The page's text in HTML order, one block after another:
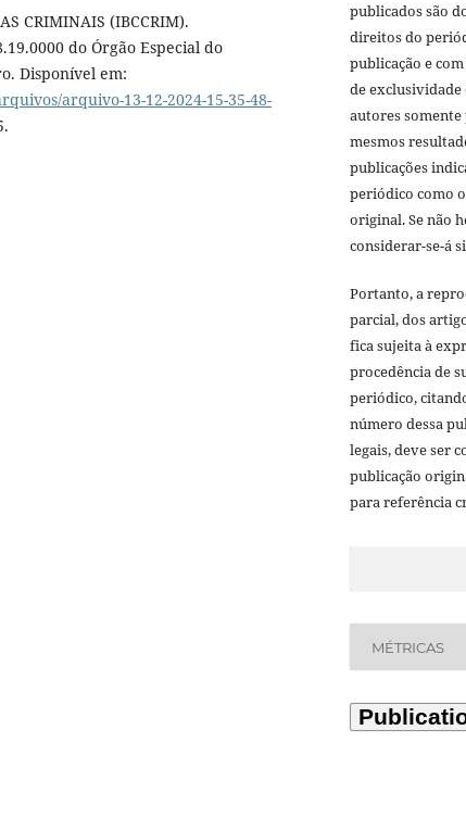
CRIMINAIS (IBCCRIM).
do Órgão Especial do
Disponível em:
arquivo-13-12-2024-15-35-48-
publicados são
direitos do
publicação e
de exclusividade
autores
mesmos
publicações
periódico como
original. Se não
considerar-se-á
Portanto, a
parcial, dos
fica sujeita à
procedência de
periódico,
número dessa
legais, deve ser
publicação
para referência
MÉTRICAS